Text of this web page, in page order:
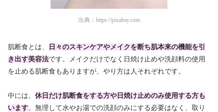
出典： https://pixabay.com
肌断食とは、
日々のスキンケアやメイクを断ち肌本来の機能を引
き出す美容法です。メイクだけでなく日焼け止めや洗顔料の使用
を止める肌断食もありますが、やり方は人それぞれです。
中には、 休日だけ肌断食をする方や日焼け止めのみ使用する方も
います。無理して水やお湯での洗顔のみにする必要はなく、取り